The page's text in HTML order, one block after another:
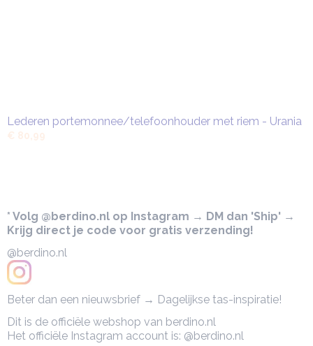
Lederen portemonnee/telefoonhouder met riem - Urania
€ 80,99
* Volg @berdino.nl op Instagram → DM dan 'Ship' →
Krijg direct je code voor gratis verzending!
@berdino.nl
Beter dan een nieuwsbrief → Dagelijkse tas-inspiratie!
Dit is de officiële webshop van berdino.nl
Het officiële Instagram account is: @berdino.nl